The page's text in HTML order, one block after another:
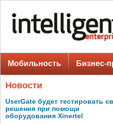
Мобильность Бизнес-
Новости
UserGate будет тестировать
решения при помощи
оборудования Xinertel